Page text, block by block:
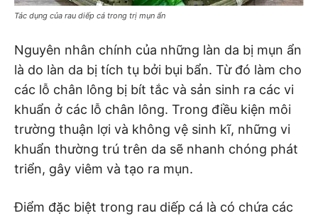
Tác dụng của rau diếp cá trong trị mụn ẩn
Nguyên nhân chính của những làn da bị mụn ẩn
là do làn da bị tích tụ bởi bụi bẩn. Từ đó làm cho
các lỗ chân lông bị bít tắc và sản sinh ra các vi
khuẩn ở các lỗ chân lông. Trong điều kiện môi
trường thuận lợi và không vệ sinh kĩ, những vi
khuẩn thường trú trên da sẽ nhanh chóng phát
triển, gây viêm và tạo ra mụn.
Điểm đặc biệt trong rau diếp cá là có chứa các